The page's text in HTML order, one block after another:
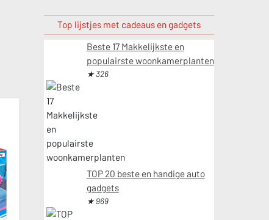
Top lijstjes met cadeaus en gadgets
Beste 17 Makkelijkste en
populairste woonkamerplanten
★ 326
TOP 20 beste en handige auto
gadgets
★ 969